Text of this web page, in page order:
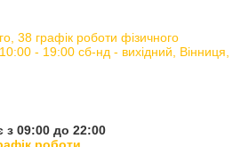
38 графік роботи фізичного
- 19:00 сб-нд - вихідний, Вінниця,
з 09:00 до 22:00